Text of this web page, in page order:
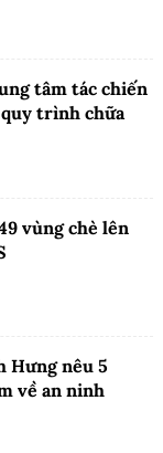
tâm tác chiến
quy trình chữa
vùng chè lên
Hưng nêu 5
về an ninh